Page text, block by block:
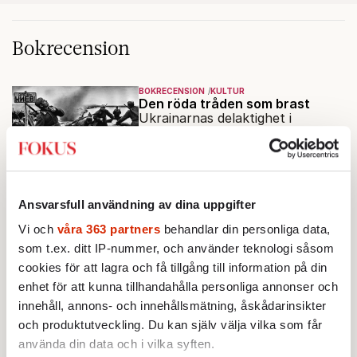
Ansvarsfull användning av dina uppgifter
Vi och våra 363 partners behandlar din personliga data,
som t.ex. ditt IP-nummer, och använder teknologi såsom
cookies för att lagra och få tillgång till information på din
enhet för att kunna tillhandahålla personliga annonser och
innehåll, annons- och innehållsmätning, åskådarinsikter
och produktutveckling. Du kan själv välja vilka som får
använda din data och i vilka syften.
Bokrecension
BOKRECENSION KULTUR
Den röda tråden som brast
Ukrainarnas delaktighet i
folkmord på polacker och judar
är ingen "detalj". Fredrik
Segerfeldts iver att skildra den
förenklad bild av historien.
Av: Gustaf Lewander•
BOKRECENSION KULTUR
Vilket inflytande har Per
Engdahls folkhemsfascism i
dag?
Per Engdahls ideologi saknade
förebildernas brutalitet, men var
knappast ofarlig. Rasism spelades
ned i förmån för "kultur". Känns
det igen?
Av: Andreas Gedin•
BOKRECENSION KULTUR